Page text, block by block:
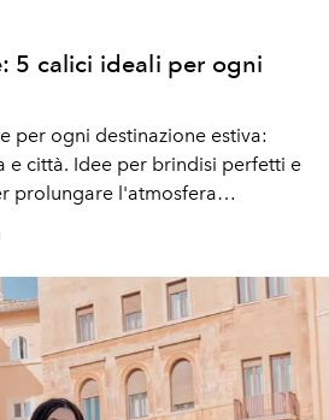
5 calici ideali per ogni
per ogni destinazione estiva:
e città. Idee per brindisi perfetti e
prolungare l'atmosfera